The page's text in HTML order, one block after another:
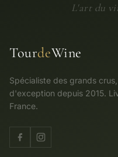
L'art du
TourdeWine
Spécialiste des grands
d'exception depuis 2015.
France.